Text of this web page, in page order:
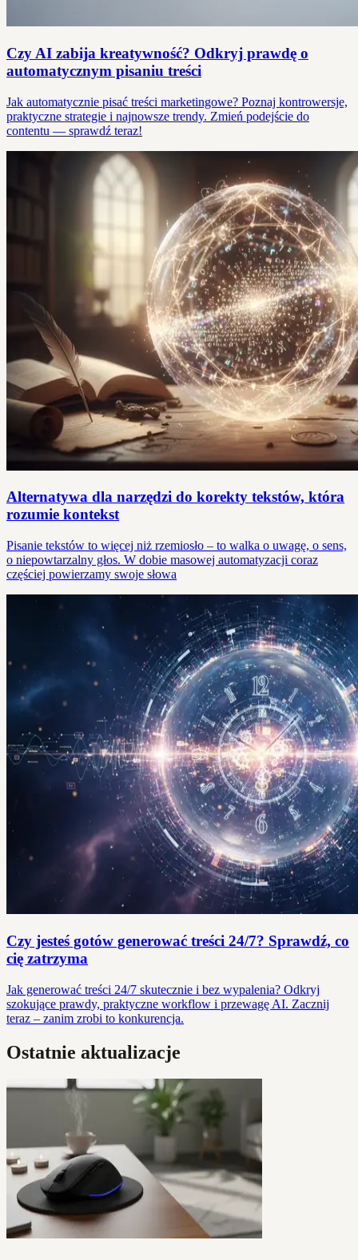
Czy AI zabija kreatywność? Odkryj prawdę o
automatycznym pisaniu treści
Jak automatycznie pisać treści marketingowe? Poznaj kontrowersje,
praktyczne strategie i najnowsze trendy. Zmień podejście do
contentu — sprawdź teraz!
Alternatywa dla narzędzi do korekty tekstów, która
rozumie kontekst
Pisanie tekstów to więcej niż rzemiosło – to walka o uwagę, o sens,
o niepowtarzalny głos. W dobie masowej automatyzacji coraz
częściej powierzamy swoje słowa
Czy jesteś gotów generować treści 24/7? Sprawdź, co
cię zatrzyma
Jak generować treści 24/7 skutecznie i bez wypalenia? Odkryj
szokujące prawdy, praktyczne workflow i przewagę AI. Zacznij
teraz – zanim zrobi to konkurencja.
Ostatnie aktualizacje